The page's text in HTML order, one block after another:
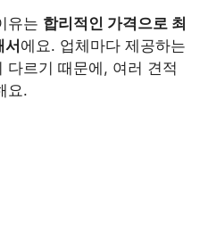
유는 합리적인 가격으로 최
서에요. 업체마다 제공하는
다르기 때문에, 여러 견적
요.